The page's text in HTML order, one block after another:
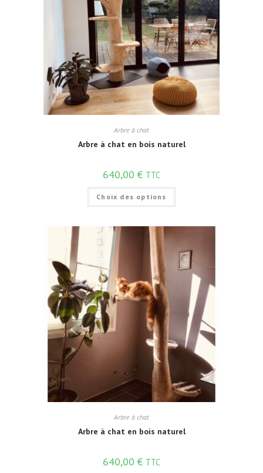
Arbre à chat
Arbre à chat en bois naturel
640,00 € TTC
Choix des options
Arbre à chat
Arbre à chat en bois naturel
640,00 € TTC